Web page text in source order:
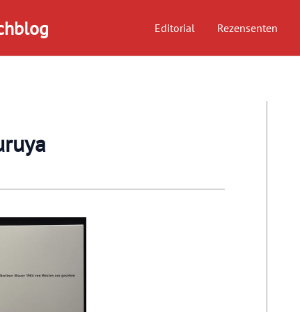
Editorial Rezensenten